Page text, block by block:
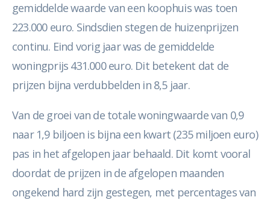
gemiddelde waarde van een koophuis was toen
223.000 euro. Sindsdien stegen de huizenprijzen
continu. Eind vorig jaar was de gemiddelde
woningprijs 431.000 euro. Dit betekent dat de
prijzen bijna verdubbelden in 8,5 jaar.
Van de groei van de totale woningwaarde van 0,9
naar 1,9 biljoen is bijna een kwart (235 miljoen euro)
pas in het afgelopen jaar behaald. Dit komt vooral
doordat de prijzen in de afgelopen maanden
ongekend hard zijn gestegen, met percentages van